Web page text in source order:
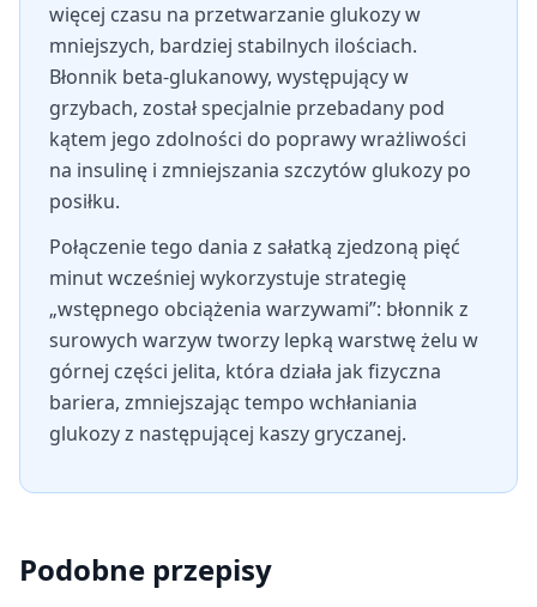
więcej czasu na przetwarzanie glukozy w
mniejszych, bardziej stabilnych ilościach.
Błonnik beta-glukanowy, występujący w
grzybach, został specjalnie przebadany pod
kątem jego zdolności do poprawy wrażliwości
na insulinę i zmniejszania szczytów glukozy po
posiłku.
Połączenie tego dania z sałatką zjedzoną pięć
minut wcześniej wykorzystuje strategię
„wstępnego obciążenia warzywami”: błonnik z
surowych warzyw tworzy lepką warstwę żelu w
górnej części jelita, która działa jak fizyczna
bariera, zmniejszając tempo wchłaniania
glukozy z następującej kaszy gryczanej.
Podobne przepisy